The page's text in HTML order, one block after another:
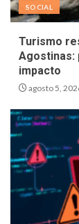
SOCIAL
Turismo
Agostinas:
impacto
agosto 5,